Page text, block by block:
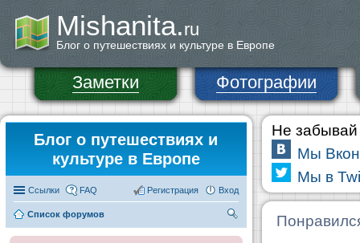
Mishanita.ru
Блог о путешествиях и культуре в Европе
Заметки Фотографии
Блог о путешествиях и
культуре в Европе
Ссылки FAQ Вход
Регистрация
Список форумов
Не забывай
Мы
Мы в